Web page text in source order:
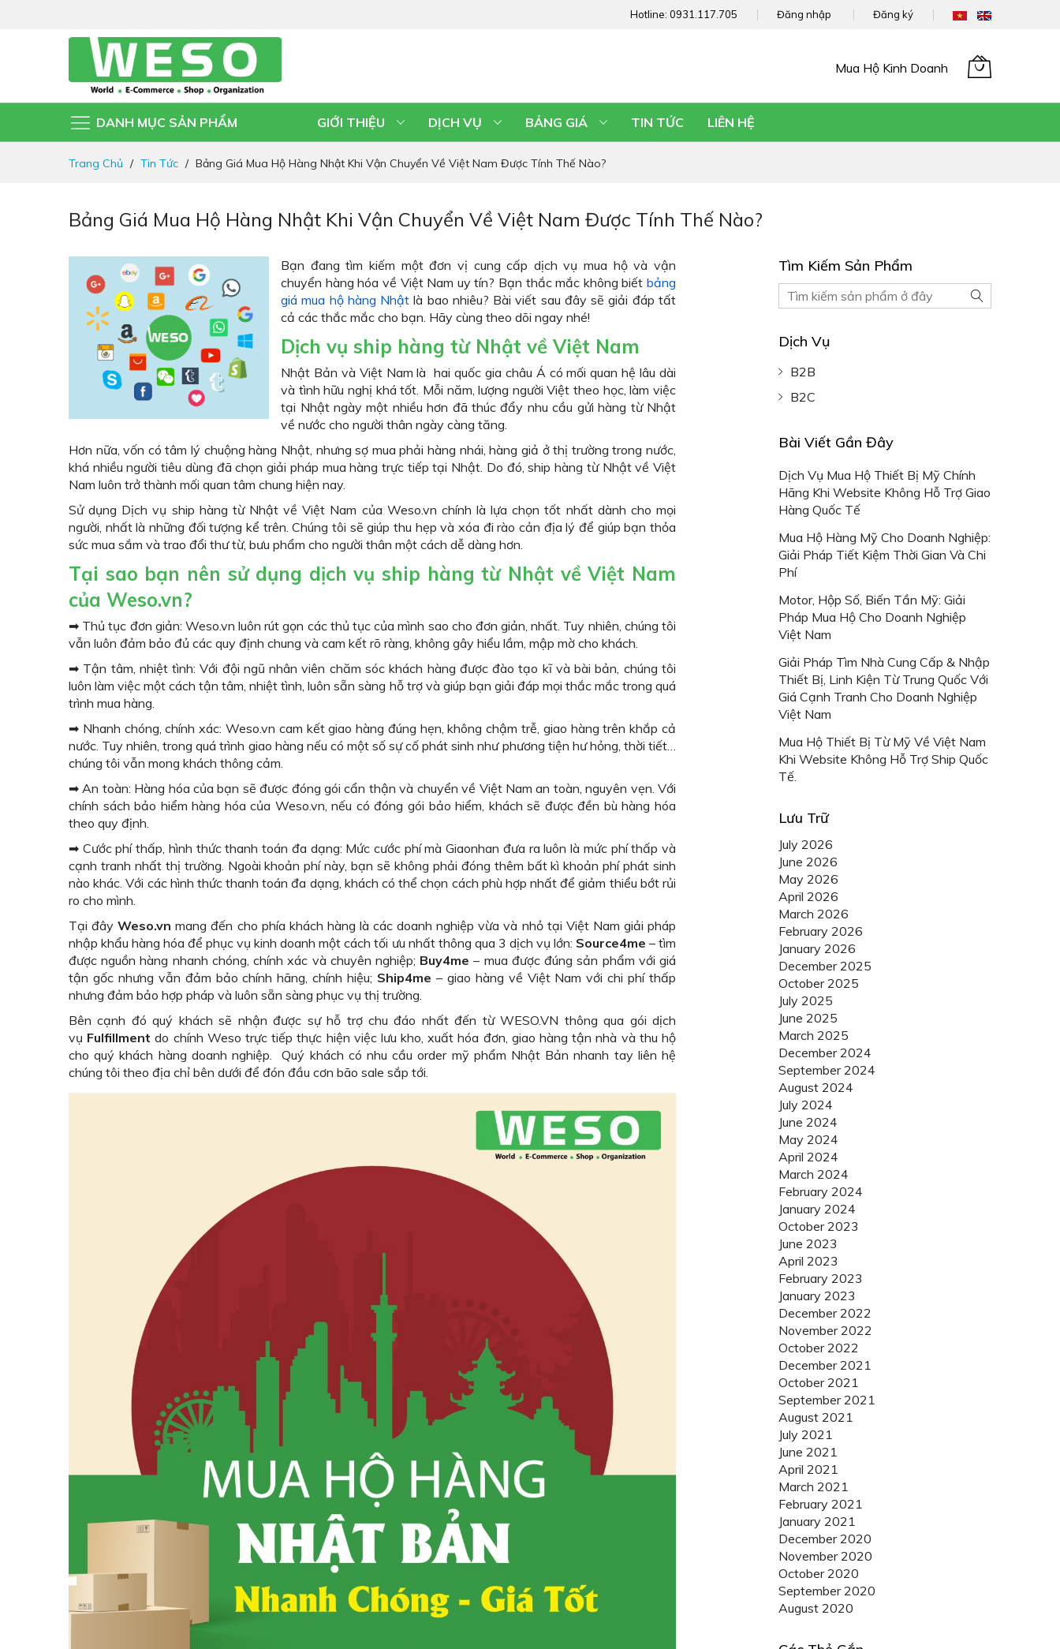
Hotline: 0931.117.705 Đăng nhập Đăng ký
DANH MỤC SẢN PHẨM
Mua Hộ Kinh Doanh
GIỚI THIỆU DỊCH VỤ BẢNG GIÁ TIN TỨC
LIÊN HỆ
Trang Chủ Tin Tức Bảng Giá Mua Hộ Hàng Nhật Khi Vận Chuyển Về Việt Nam Được Tính Thế Nào?
Bảng Giá Mua Hộ Hàng Nhật Khi Vận Chuyển Về Việt Nam Được Tính Thế Nào?
Bạn đang tìm kiếm một đơn vị cung cấp dịch vụ mua hộ và vận
chuyển hàng hóa về Việt Nam uy tín? Bạn thắc mắc không biết bảng
giá mua hộ hàng Nhật là bao nhiêu? Bài viết sau đây sẽ giải đáp tất
cả các thắc mắc cho bạn. Hãy cùng theo dõi ngay nhé!
Dịch vụ ship hàng từ Nhật về Việt Nam
Nhật Bản và Việt Nam là hai quốc gia châu Á có mối quan hệ lâu dài
và tình hữu nghị khá tốt. Mỗi năm, lượng người Việt theo học, làm việc
tại Nhật ngày một nhiều hơn đã thúc đẩy nhu cầu gửi hàng từ Nhật
về nước cho người thân ngày càng tăng.
Hơn nữa, vốn có tâm lý chuộng hàng Nhật, nhưng sợ mua phải hàng nhái, hàng giả ở thị trường trong nước,
khá nhiều người tiêu dùng đã chọn giải pháp mua hàng trực tiếp tại Nhật. Do đó, ship hàng từ Nhật về Việt
Nam luôn trở thành mối quan tâm chung hiện nay.
Sử dụng Dịch vụ ship hàng từ Nhật về Việt Nam của Weso.vn chính là lựa chọn tốt nhất dành cho mọi
người, nhất là những đối tượng kể trên. Chúng tôi sẽ giúp thu hẹp và xóa đi rào cản địa lý để giúp bạn thỏa
sức mua sắm và trao đổi thư từ, bưu phẩm cho người thân một cách dễ dàng hơn.
Tại sao bạn nên sử dụng dịch vụ ship hàng từ Nhật về Việt Nam
của Weso.vn?
➡ Thủ tục đơn giản: Weso.vn luôn rút gọn các thủ tục của mình sao cho đơn giản, nhất. Tuy nhiên, chúng tôi
vẫn luôn đảm bảo đủ các quy định chung và cam kết rõ ràng, không gây hiểu lầm, mập mờ cho khách.
➡ Tận tâm, nhiệt tình: Với đội ngũ nhân viên chăm sóc khách hàng được đào tạo kĩ và bài bản, chúng tôi
luôn làm việc một cách tận tâm, nhiệt tình, luôn sẵn sàng hỗ trợ và giúp bạn giải đáp mọi thắc mắc trong quá
trình mua hàng.
➡ Nhanh chóng, chính xác: Weso.vn cam kết giao hàng đúng hẹn, không chậm trễ, giao hàng trên khắp cả
nước. Tuy nhiên, trong quá trình giao hàng nếu có một số sự cố phát sinh như phương tiện hư hỏng, thời tiết…
chúng tôi vẫn mong khách thông cảm.
➡ An toàn: Hàng hóa của bạn sẽ được đóng gói cẩn thận và chuyển về Việt Nam an toàn, nguyên vẹn. Với
chính sách bảo hiểm hàng hóa của Weso.vn, nếu có đóng gói bảo hiểm, khách sẽ được đền bù hàng hóa
theo quy định.
➡ Cước phí thấp, hình thức thanh toán đa dạng: Mức cước phí mà Giaonhan đưa ra luôn là mức phí thấp và
cạnh tranh nhất thị trường. Ngoài khoản phí này, bạn sẽ không phải đóng thêm bất kì khoản phí phát sinh
nào khác. Với các hình thức thanh toán đa dạng, khách có thể chọn cách phù hợp nhất để giảm thiểu bớt rủi
ro cho mình.
Tại đâyWeso.vn mang đến cho phía khách hàng là các doanh nghiệp vừa và nhỏ tại Việt Nam giải pháp
nhập khẩu hàng hóa để phục vụ kinh doanh một cách tối ưu nhất thông qua 3 dịch vụ lớn: Source4me – tìm
được nguồn hàng nhanh chóng, chính xác và chuyên nghiệp; Buy4me – mua được đúng sản phẩm với giá
tận gốc nhưng vẫn đảm bảo chính hãng, chính hiệu; Ship4me – giao hàng về Việt Nam với chi phí thấp
nhưng đảm bảo hợp pháp và luôn sẵn sàng phục vụ thị trường.
Bên cạnh đó quý khách sẽ nhận được sự hỗ trợ chu đáo nhất đến từ WESO.VN thông qua gói dịch
vụ Fulfillment do chính Weso trực tiếp thực hiện việc lưu kho, xuất hóa đơn, giao hàng tận nhà và thu hộ
cho quý khách hàng doanh nghiệp. Quý khách có nhu cầu order mỹ phẩm Nhật Bản nhanh tay liên hệ
chúng tôi theo địa chỉ bên dưới để đón đầu cơn bão sale sắp tới.
Tìm Kiếm Sản Phẩm
Tìm
kiếm
phẩm
kiếm
Dịch Vụ
B2B
B2C
Bài Viết Gần Đây
Dịch Vụ Mua Hộ Thiết Bị Mỹ Chính
Hãng Khi Website Không Hỗ Trợ Giao
Hàng Quốc Tế
Mua Hộ Hàng Mỹ Cho Doanh Nghiệp:
Giải Pháp Tiết Kiệm Thời Gian Và Chi
Phí
Motor, Hộp Số, Biến Tần Mỹ: Giải
Pháp Mua Hộ Cho Doanh Nghiệp
Việt Nam
Giải Pháp Tìm Nhà Cung Cấp & Nhập
Thiết Bị, Linh Kiện Từ Trung Quốc Với
Giá Cạnh Tranh Cho Doanh Nghiệp
Việt Nam
Mua Hộ Thiết Bị Từ Mỹ Về Việt Nam
Khi Website Không Hỗ Trợ Ship Quốc
Tế.
Lưu Trữ
July 2026
June 2026
May 2026
April 2026
March 2026
February 2026
January 2026
December 2025
October 2025
July 2025
June 2025
March 2025
December 2024
September 2024
August 2024
July 2024
June 2024
May 2024
April 2024
March 2024
February 2024
January 2024
October 2023
June 2023
April 2023
February 2023
January 2023
December 2022
November 2022
October 2022
December 2021
October 2021
September 2021
August 2021
July 2021
June 2021
April 2021
March 2021
February 2021
January 2021
December 2020
November 2020
October 2020
September 2020
August 2020